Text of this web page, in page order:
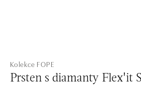
Kolekce FOPE
Prsten s diamanty Flex'it S